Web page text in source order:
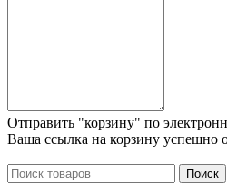
Отправить "корзину" по
Ваша ссылка на корзину успешно
Поиск